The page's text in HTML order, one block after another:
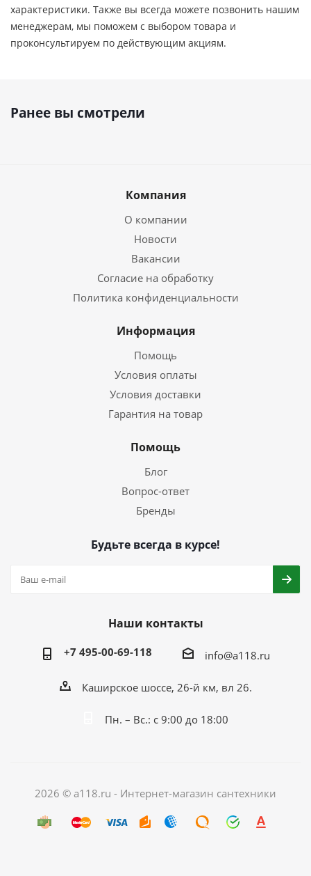
характеристики. Также вы всегда можете позвонить нашим
менеджерам, мы поможем с выбором товара и
проконсультируем по действующим акциям.
Ранее вы смотрели
Компания
О компании
Новости
Вакансии
Согласие на обработку
Политика конфиденциальности
Информация
Помощь
Условия оплаты
Условия доставки
Гарантия на товар
Помощь
Блог
Вопрос-ответ
Бренды
Будьте всегда в курсе!
Наши контакты
+7 495-00-69-118 info@a118.ru
Каширское шоссе, 26-й км, вл 26.
Пн. – Вс.: с 9:00 до 18:00
2026 © a118.ru - Интернет-магазин сантехники